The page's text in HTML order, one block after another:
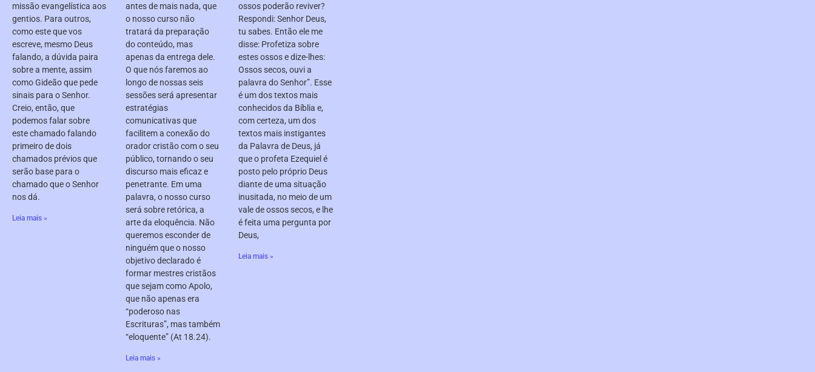
missão evangelística aos
gentios. Para outros,
como este que vos
escreve, mesmo Deus
falando, a dúvida paira
sobre a mente, assim
como Gideão que pede
sinais para o Senhor.
Creio, então, que
podemos falar sobre
este chamado falando
primeiro de dois
chamados prévios que
serão base para o
chamado que o Senhor
nos dá.
Leia mais »
antes de mais nada, que
o nosso curso não
tratará da preparação
do conteúdo, mas
apenas da entrega dele.
O que nós faremos ao
longo de nossas seis
sessões será apresentar
estratégias
comunicativas que
facilitem a conexão do
orador cristão com o seu
público, tornando o seu
discurso mais eficaz e
penetrante. Em uma
palavra, o nosso curso
será sobre retórica, a
arte da eloquência. Não
queremos esconder de
ninguém que o nosso
objetivo declarado é
formar mestres cristãos
que sejam como Apolo,
que não apenas era
“poderoso nas
Escrituras”, mas também
“eloquente” (At 18.24).
Leia mais »
ossos poderão reviver?
Respondi: Senhor Deus,
tu sabes. Então ele me
disse: Profetiza sobre
estes ossos e dize-lhes:
Ossos secos, ouvi a
palavra do Senhor”. Esse
é um dos textos mais
conhecidos da Bíblia e,
com certeza, um dos
textos mais instigantes
da Palavra de Deus, já
que o profeta Ezequiel é
posto pelo próprio Deus
diante de uma situação
inusitada, no meio de um
vale de ossos secos, e lhe
é feita uma pergunta por
Deus,
Leia mais »